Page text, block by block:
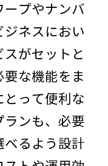
ープやナンバ
ネスにおい
がセットと
な機能をま
とって便利な
ランも、必要
べるよう設計